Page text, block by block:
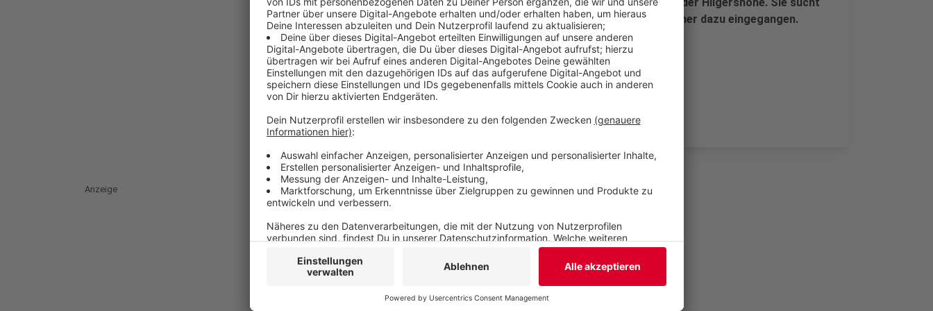
für ihr neues Café noch einen Namen. 60 Vorschläge sind bisher dazu eingegangen.
Veröffentlicht: Dienstag, 12.07.2022 12:10
Anzeige
Anzeige